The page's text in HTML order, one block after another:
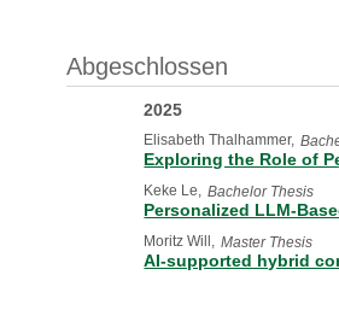
Abgeschlossen
2025
Elisabeth Thalhammer
Exploring the Role of
Keke Le Bachelor Thesis
Personalized LLM-
Moritz Will Master Thesis
AI-supported hybrid